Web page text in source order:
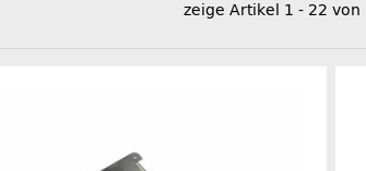
zeige Artikel 1 - 22 von